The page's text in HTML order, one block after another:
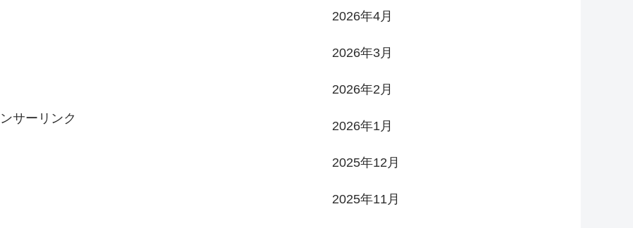
サーリンク
2026年4月
2026年3月
2026年2月
2026年1月
2025年12月
2025年11月